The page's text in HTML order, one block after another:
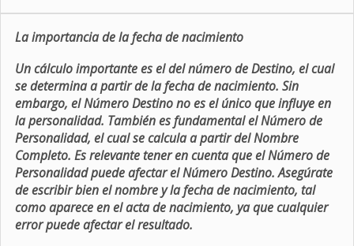
La importancia de la fecha de nacimiento
Un cálculo importante es el del número de Destino, el cual
se determina a partir de la fecha de nacimiento. Sin
embargo, el Número Destino no es el único que influye en
la personalidad. También es fundamental el Número de
Personalidad, el cual se calcula a partir del Nombre
Completo. Es relevante tener en cuenta que el Número de
Personalidad puede afectar el Número Destino. Asegúrate
de escribir bien el nombre y la fecha de nacimiento, tal
como aparece en el acta de nacimiento, ya que cualquier
error puede afectar el resultado.